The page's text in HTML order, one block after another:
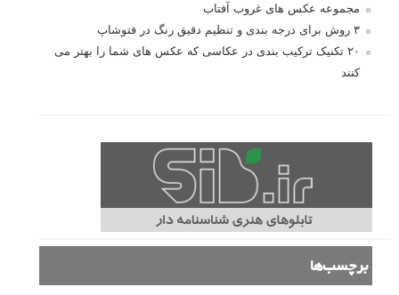
مجموعه عکس های غروب آفتاب
۳ روش برای درجه بندی و تنظیم دقیق رنگ در فتوشاپ
۲۰ تکنیک ترکیب بندی در عکاسی که عکس های شما را بهتر می
کنند
برچسب‌ها